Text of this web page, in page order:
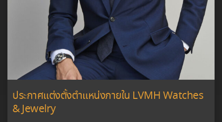
ประกาศแต่งตั้งตำแหน่งภายใน LVMH Watches
& Jewelry